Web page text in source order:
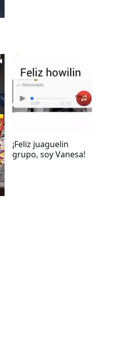
¡Feliz juaguelin
grupo, soy Vanesa!